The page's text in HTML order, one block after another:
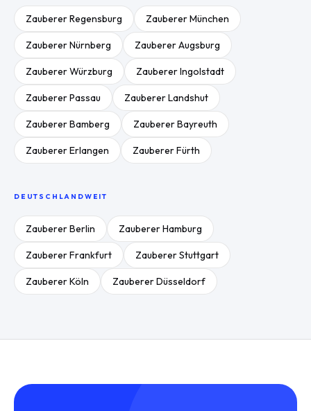
ZaubererRegensburg ZaubererMünchen
ZaubererNürnberg ZaubererAugsburg
ZaubererWürzburg ZaubererIngolstadt
ZaubererPassau ZaubererLandshut
ZaubererBamberg ZaubererBayreuth
ZaubererErlangen ZaubererFürth
DEUTSCHLANDWEIT
ZaubererBerlin ZaubererHamburg
ZaubererFrankfurt ZaubererStuttgart
ZaubererKöln ZaubererDüsseldorf